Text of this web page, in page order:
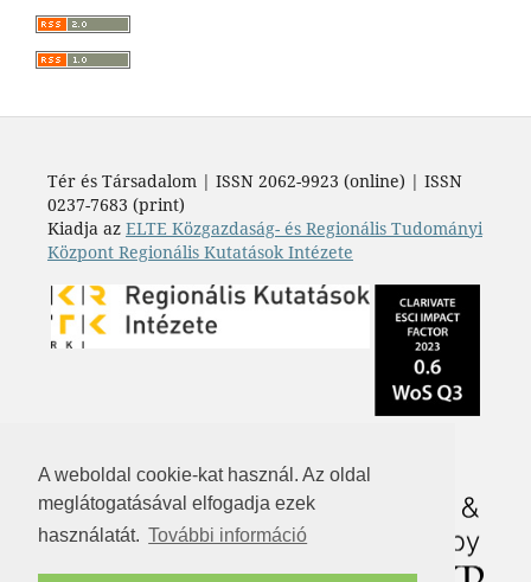
A weboldal cookie-kat használ. Az oldal
meglátogatásával elfogadja ezek
használatát. További információ
Tér és Társadalom | ISSN 2062-9923 (online) | ISSN
0237-7683 (print)
Kiadja az ELTE Közgazdaság- és Regionális Tudományi
Központ Regionális Kutatások Intézete